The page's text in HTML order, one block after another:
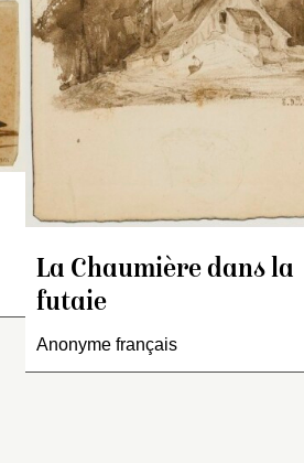
est douteuse.
La Chaumière dans la
futaie
Anonyme français